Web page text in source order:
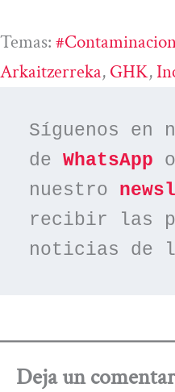
Temas:
Arkaitzerreka, GHK,
Síguenos en
de WhatsApp
nuestro
recibir las
noticias de
Deja un